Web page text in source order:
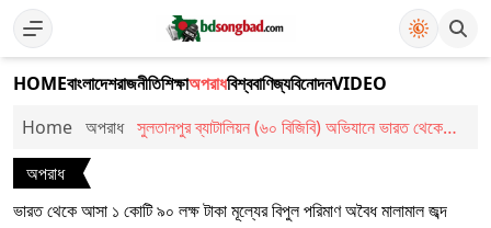
HOMEবাংলাদেশরাজনীতিশিক্ষাঅপরাধবিশ্ববাণিজ্যবিনোদনVIDEO
Home অপরাধ সুলতানপুর ব্যাটালিয়ন (৬০ বিজিবি) অভিযানে ভারত থেকে
অপরাধ
ভারত থেকে আসা ১ কোটি ৯০ লক্ষ টাকা মূল্যের বিপুল পরিমাণ অবৈধ মালামাল জব্দ